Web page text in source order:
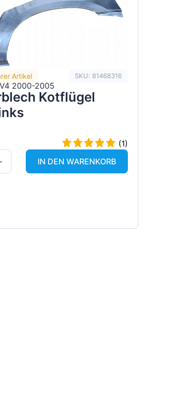
Artikel SKU: 81468316
2000-2005
Kotflügel
(1)
IN DEN WARENKORB